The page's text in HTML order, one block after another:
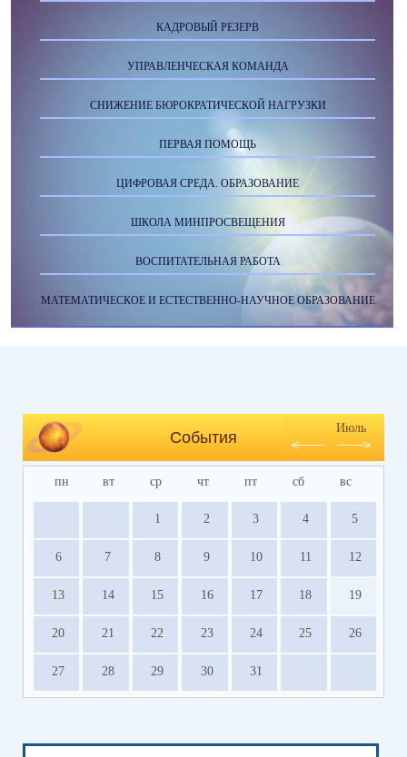
КАДРОВЫЙ РЕЗЕРВ
УПРАВЛЕНЧЕСКАЯ КОМАНДА
СНИЖЕНИЕ БЮРОКРАТИЧЕСКОЙ НАГРУЗКИ
ПЕРВАЯ ПОМОЩЬ
ЦИФРОВАЯ СРЕДА. ОБРАЗОВАНИЕ
ШКОЛА МИНПРОСВЕЩЕНИЯ
ВОСПИТАТЕЛЬНАЯ РАБОТА
МАТЕМАТИЧЕСКОЕ И ЕСТЕСТВЕННО-НАУЧНОЕ ОБРАЗОВАНИЕ
События
Июль
пн вт ср чт пт сб вс
1 2 3 4 5
6 7 8 9 10 11 12
13 14 15 16 17 18 19
20 21 22 23 24 25 26
27 28 29 30 31